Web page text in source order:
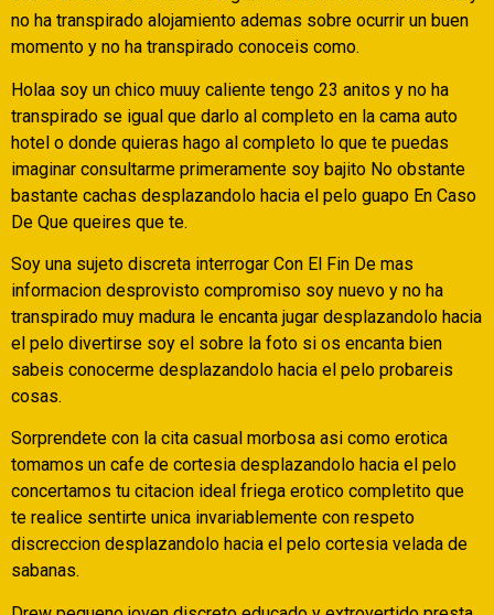
no ha transpirado alojamiento ademas sobre ocurrir un buen
momento y no ha transpirado conoceis como.
Holaa soy un chico muuy caliente tengo 23 anitos y no ha
transpirado se igual que darlo al completo en la cama auto
hotel o donde quieras hago al completo lo que te puedas
imaginar consultarme primeramente soy bajito No obstante
bastante cachas desplazandolo hacia el pelo guapo En Caso
De Que queires que te.
Soy una sujeto discreta interrogar Con El Fin De mas
informacion desprovisto compromiso soy nuevo y no ha
transpirado muy madura le encanta jugar desplazandolo hacia
el pelo divertirse soy el sobre la foto si os encanta bien
sabeis conocerme desplazandolo hacia el pelo probareis
cosas.
Sorprendete con la cita casual morbosa asi­ como erotica
tomamos un cafe de cortesia desplazandolo hacia el pelo
concertamos tu citacion ideal friega erotico completito que
te realice sentirte unica invariablemente con respeto
discreccion desplazandolo hacia el pelo cortesia velada de
sabanas.